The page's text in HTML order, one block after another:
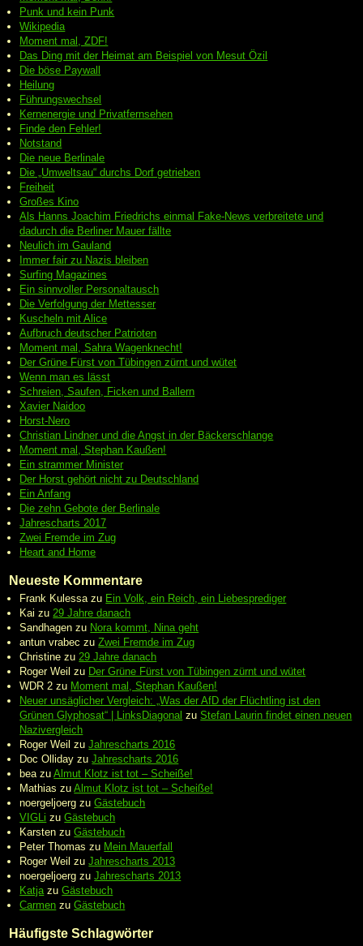
Punk und kein Punk
Wikipedia
Moment mal, ZDF!
Das Ding mit der Heimat am Beispiel von Mesut Özil
Die böse Paywall
Heilung
Führungswechsel
Kernenergie und Privatfernsehen
Finde den Fehler!
Notstand
Die neue Berlinale
Die „Umweltsau“ durchs Dorf getrieben
Freiheit
Großes Kino
Als Hanns Joachim Friedrichs einmal Fake-News verbreitete und
dadurch die Berliner Mauer fällte
Neulich im Gauland
Immer fair zu Nazis bleiben
Surfing Magazines
Ein sinnvoller Personaltausch
Die Verfolgung der Mettesser
Kuscheln mit Alice
Aufbruch deutscher Patrioten
Moment mal, Sahra Wagenknecht!
Der Grüne Fürst von Tübingen zürnt und wütet
Wenn man es lässt
Schreien, Saufen, Ficken und Ballern
Xavier Naidoo
Horst-Nero
Christian Lindner und die Angst in der Bäckerschlange
Moment mal, Stephan Kaußen!
Ein strammer Minister
Der Horst gehört nicht zu Deutschland
Ein Anfang
Die zehn Gebote der Berlinale
Jahrescharts 2017
Zwei Fremde im Zug
Heart and Home
Neueste Kommentare
Frank Kulessa zu Ein Volk, ein Reich, ein Liebesprediger
Kai zu 29 Jahre danach
Sandhagen zu Nora kommt, Nina geht
antun vrabec zuZwei Fremde im Zug
Christine zu 29 Jahre danach
Roger Weil zu Der Grüne Fürst von Tübingen zürnt und wütet
WDR 2 zu Moment mal, Stephan Kaußen!
Neuer unsäglicher Vergleich: „Was der AfD der Flüchtling ist den
Grünen Glyphosat“ | LinksDiagonal zuStefan Laurin findet einen neuen
Nazivergleich
Roger Weil zuJahrescharts 2016
Doc Olliday zuJahrescharts 2016
bea zuAlmut Klotz ist tot – Scheiße!
Mathias zuAlmut Klotz ist tot – Scheiße!
noergeljoerg zuGästebuch
VIGLi zuGästebuch
Karsten zuGästebuch
Peter Thomas zu Mein Mauerfall
Roger Weil zuJahrescharts 2013
noergeljoerg zuJahrescharts 2013
Katja zuGästebuch
Carmen zuGästebuch
Häufigste Schlagwörter